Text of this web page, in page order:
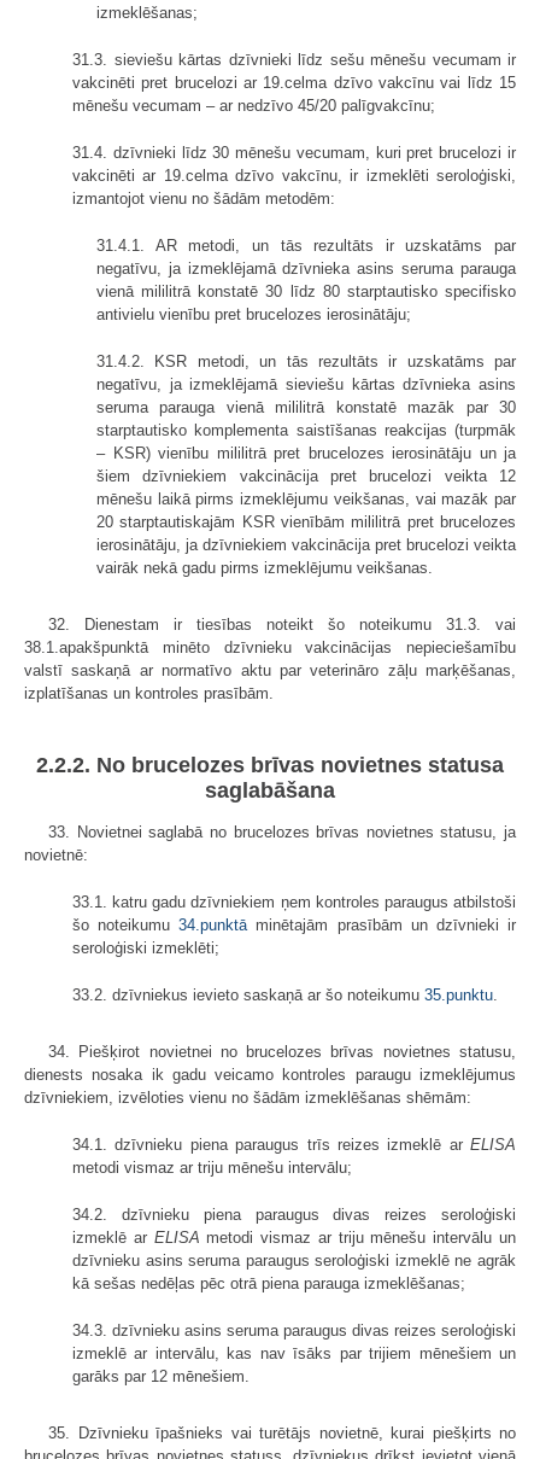
izmeklēšanas;
31.3. sieviešu kārtas dzīvnieki līdz sešu mēnešu vecumam ir
vakcinēti pret brucelozi ar 19.celma dzīvo vakcīnu vai līdz 15
mēnešu vecumam – ar nedzīvo 45/20 palīgvakcīnu;
31.4. dzīvnieki līdz 30 mēnešu vecumam, kuri pret brucelozi ir
vakcinēti ar 19.celma dzīvo vakcīnu, ir izmeklēti seroloģiski,
izmantojot vienu no šādām metodēm:
31.4.1. AR metodi, un tās rezultāts ir uzskatāms par
negatīvu, ja izmeklējamā dzīvnieka asins seruma parauga
vienā mililitrā konstatē 30 līdz 80 starptautisko specifisko
antivielu vienību pret brucelozes ierosinātāju;
31.4.2. KSR metodi, un tās rezultāts ir uzskatāms par
negatīvu, ja izmeklējamā sieviešu kārtas dzīvnieka asins
seruma parauga vienā mililitrā konstatē mazāk par 30
starptautisko komplementa saistīšanas reakcijas (turpmāk
– KSR) vienību mililitrā pret brucelozes ierosinātāju un ja
šiem dzīvniekiem vakcinācija pret brucelozi veikta 12
mēnešu laikā pirms izmeklējumu veikšanas, vai mazāk par
20 starptautiskajām KSR vienībām mililitrā pret brucelozes
ierosinātāju, ja dzīvniekiem vakcinācija pret brucelozi veikta
vairāk nekā gadu pirms izmeklējumu veikšanas.
32. Dienestam ir tiesības noteikt šo noteikumu 31.3. vai
38.1.apakšpunktā minēto dzīvnieku vakcinācijas nepieciešamību
valstī saskaņā ar normatīvo aktu par veterināro zāļu marķēšanas,
izplatīšanas un kontroles prasībām.
2.2.2. No brucelozes brīvas novietnes statusa
saglabāšana
33. Novietnei saglabā no brucelozes brīvas novietnes statusu, ja
novietnē:
33.1. katru gadu dzīvniekiem ņem kontroles paraugus atbilstoši
šo noteikumu34.punktāminētajām prasībām un dzīvnieki ir
seroloģiski izmeklēti;
33.2. dzīvniekus ievieto saskaņā ar šo noteikumu 35.punktu.
34. Piešķirot novietnei no brucelozes brīvas novietnes statusu,
dienests nosaka ik gadu veicamo kontroles paraugu izmeklējumus
dzīvniekiem, izvēloties vienu no šādām izmeklēšanas shēmām:
34.1. dzīvnieku piena paraugus trīs reizes izmeklē ar ELISA
metodi vismaz ar triju mēnešu intervālu;
34.2. dzīvnieku piena paraugus divas reizes seroloģiski
izmeklē ar ELISA metodi vismaz ar triju mēnešu intervālu un
dzīvnieku asins seruma paraugus seroloģiski izmeklē ne agrāk
kā sešas nedēļas pēc otrā piena parauga izmeklēšanas;
34.3. dzīvnieku asins seruma paraugus divas reizes seroloģiski
izmeklē ar intervālu, kas nav īsāks par trijiem mēnešiem un
garāks par 12 mēnešiem.
35. Dzīvnieku īpašnieks vai turētājs novietnē, kurai piešķirts no